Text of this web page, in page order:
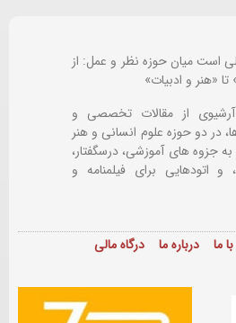
است میان حوزه نظر و عمل: از
«هنر و ادبیات»
از مقالات تخصصی و
در دو حوزه علوم انسانی و هنر
جزوه های آموزشی، درسگفتار،
و اتودهایی برایفیلمنامه و
ما درباره ما درگاه مالی